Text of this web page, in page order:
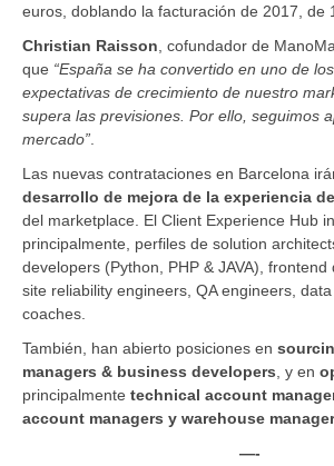
euros, doblando la facturación de 2017, de
Christian Raisson , cofundador de
que “España se ha convertido en uno de
expectativas de crecimiento de nuestro
supera las previsiones. Por ello, seguimos
mercado”
Las nuevas contrataciones en Barcelona
desarrollo de mejora de la experiencia
del marketplace. El Client Experience Hub
principalmente, perfiles de solution
developers (Python, PHP & JAVA), frontend
site reliability engineers, QA engineers,
coaches.
También, han abierto posiciones en
managers & business developers , y en
principalmente technical account
account managers y warehouse manager
—-